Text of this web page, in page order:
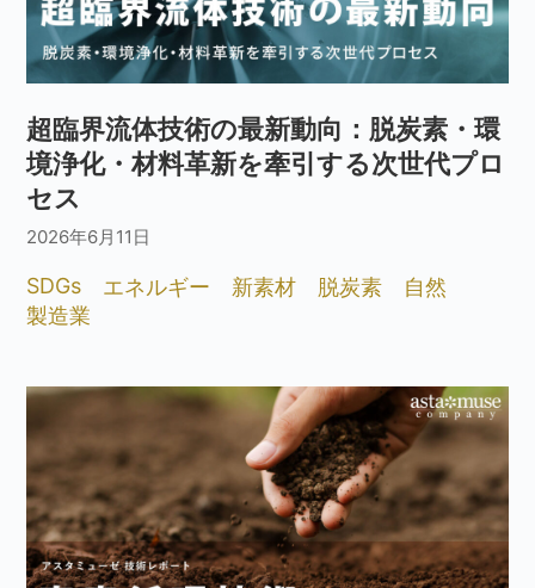
超臨界流体技術の最新動向：脱炭素・環
境浄化・材料革新を牽引する次世代プロ
セス
2026年6月11日
SDGs エネルギー 新素材 脱炭素
自然
製造業